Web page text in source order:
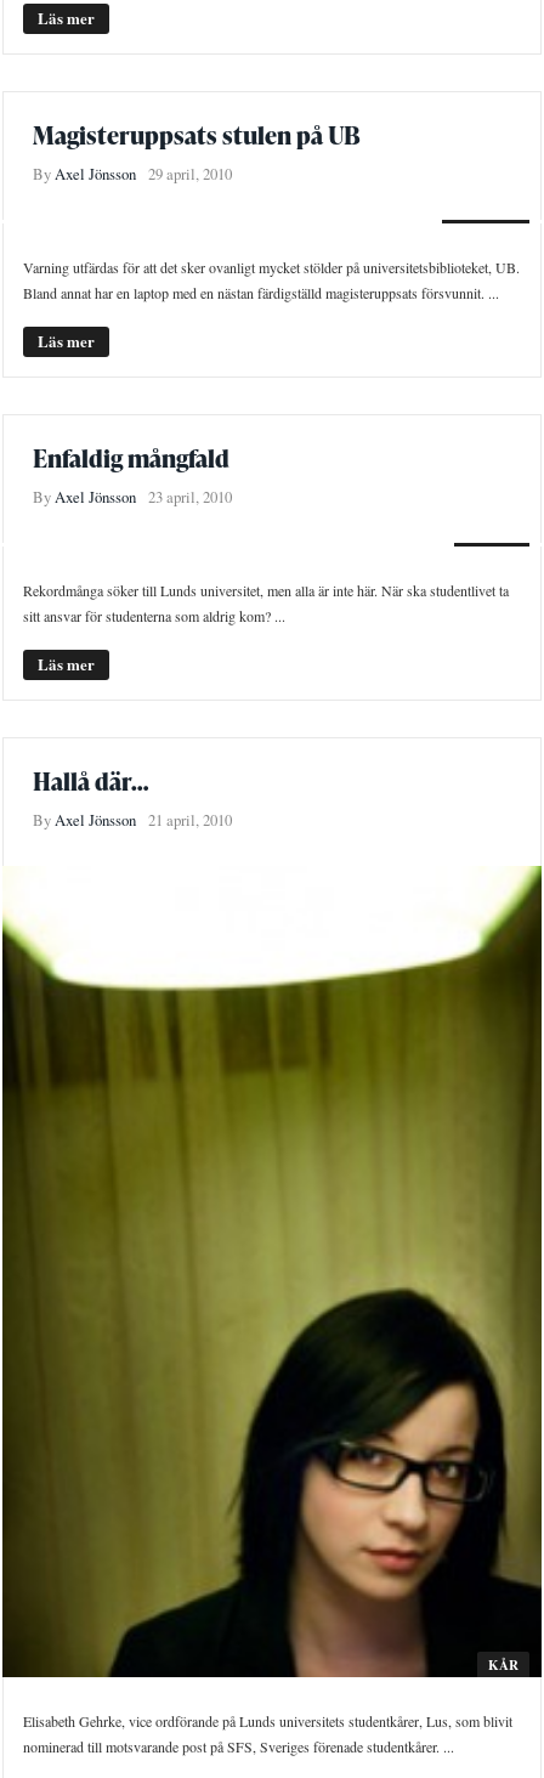
Läs mer
Magisteruppsats stulen på UB
ByAxel Jönsson 29 april, 2010
Varning utfärdas för att det sker ovanligt mycket stölder på universitetsbiblioteket, UB.
Bland annat har en laptop med en nästan färdigställd magisteruppsats försvunnit. ...
Läs mer
Enfaldig mångfald
ByAxel Jönsson 23 april, 2010
Rekordmånga söker till Lunds universitet, men alla är inte här. När ska studentlivet ta
sitt ansvar för studenterna som aldrig kom? ...
Läs mer
Hallå där…
ByAxel Jönsson 21 april, 2010
KÅR
Elisabeth Gehrke, vice ordförande på Lunds universitets studentkårer, Lus, som blivit
nominerad till motsvarande post på SFS, Sveriges förenade studentkårer. ...